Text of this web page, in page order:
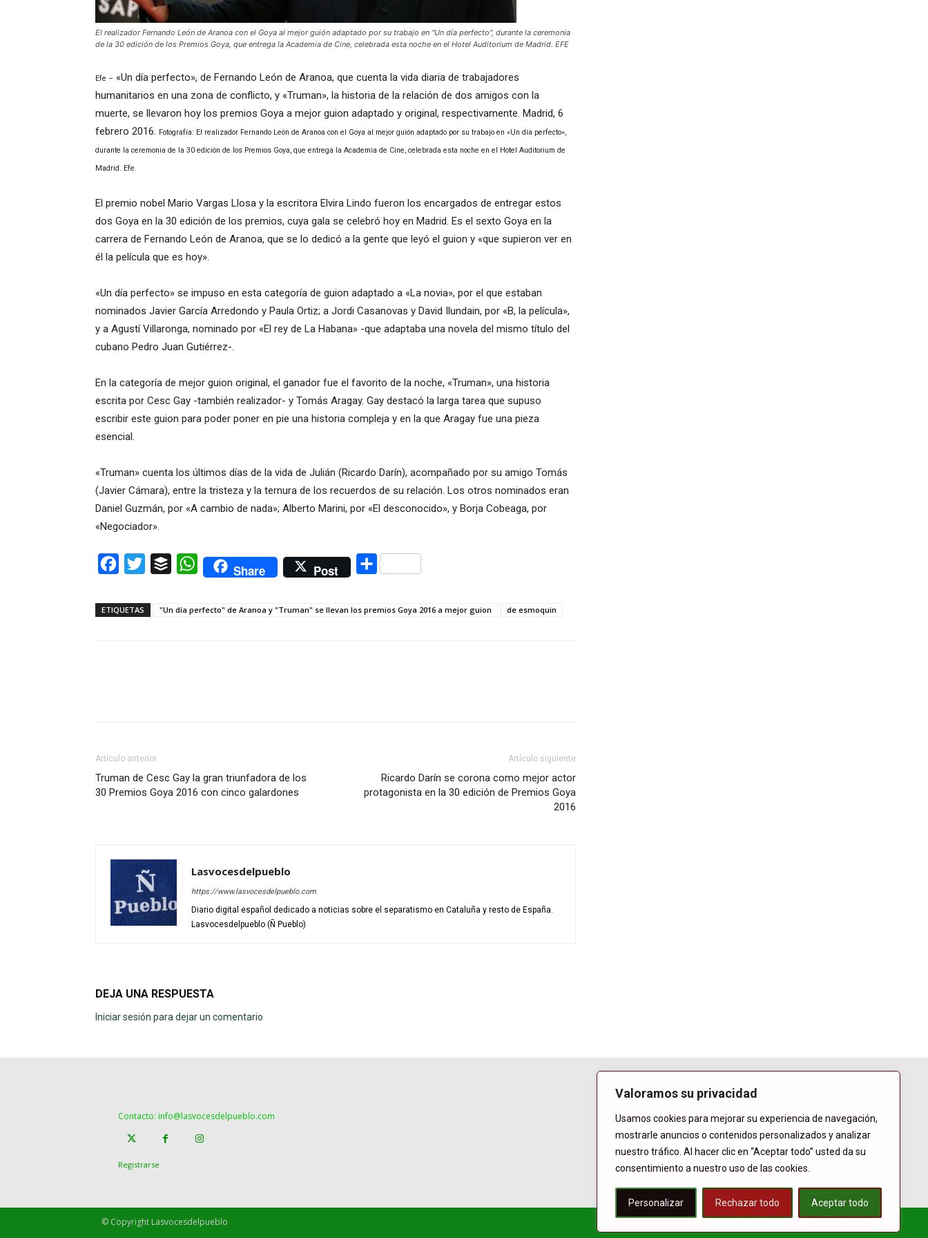
Valoramos su privacidad
Usamos cookies para mejorar su experiencia de navegación,
mostrarle anuncios o contenidos personalizados y analizar
nuestro tráfico. Al hacer clic en “Aceptar todo” usted da su
consentimiento a nuestro uso de las cookies.
Personalizar Rechazar todo Aceptar todo
El realizador Fernando León de Aranoa con el Goya al mejor guión adaptado por su trabajo en "Un día perfecto", durante la ceremonia
de la 30 edición de los Premios Goya, que entrega la Academia de Cine, celebrada esta noche en el Hotel Auditorium de Madrid. EFE
Efe – «Un día perfecto», de Fernando León de Aranoa, que cuenta la vida diaria de trabajadores
humanitarios en una zona de conflicto, y «Truman», la historia de la relación de dos amigos con la
muerte, se llevaron hoy los premios Goya a mejor guion adaptado y original, respectivamente. Madrid, 6
febrero 2016. Fotografía: El realizador Fernando León de Aranoa con el Goya al mejor guión adaptado por su trabajo en «Un día perfecto»,
durante la ceremonia de la 30 edición de los Premios Goya, que entrega la Academia de Cine, celebrada esta noche en el Hotel Auditorium de
Madrid. Efe.
El premio nobel Mario Vargas Llosa y la escritora Elvira Lindo fueron los encargados de entregar estos
dos Goya en la 30 edición de los premios, cuya gala se celebró hoy en Madrid. Es el sexto Goya en la
carrera de Fernando León de Aranoa, que se lo dedicó a la gente que leyó el guion y «que supieron ver en
él la película que es hoy».
«Un día perfecto» se impuso en esta categoría de guion adaptado a «La novia», por el que estaban
nominados Javier García Arredondo y Paula Ortiz; a Jordi Casanovas y David Ilundain, por «B, la película»,
y a Agustí Villaronga, nominado por «El rey de La Habana» -que adaptaba una novela del mismo título del
cubano Pedro Juan Gutiérrez-.
En la categoría de mejor guion original, el ganador fue el favorito de la noche, «Truman», una historia
escrita por Cesc Gay -también realizador- y Tomás Aragay. Gay destacó la larga tarea que supuso
escribir este guion para poder poner en pie una historia compleja y en la que Aragay fue una pieza
esencial.
«Truman» cuenta los últimos días de la vida de Julián (Ricardo Darín), acompañado por su amigo Tomás
(Javier Cámara), entre la tristeza y la ternura de los recuerdos de su relación. Los otros nominados eran
Daniel Guzmán, por «A cambio de nada»; Alberto Marini, por «El desconocido», y Borja Cobeaga, por
«Negociador».
Facebook
Twitter Buffer WhatsAppShare Post Compartir
ETIQUETAS "Un día perfecto" de Aranoa y "Truman" se llevan los premios Goya 2016 a mejor guion de esmoquin
Artículo anterior
Truman de Cesc Gay la gran triunfadora de los
30 Premios Goya 2016 con cinco galardones
Artículo siguiente
Ricardo Darín se corona como mejor actor
protagonista en la 30 edición de Premios Goya
2016
Lasvocesdelpueblo
https://www.lasvocesdelpueblo.com
Diario digital español dedicado a noticias sobre el separatismo en Cataluña y resto de España.
Lasvocesdelpueblo (Ñ Pueblo)
DEJA UNA RESPUESTA
Iniciar sesión para dejar un comentario
Contacto: info@lasvocesdelpueblo.com
Registrarse
© Copyright Lasvocesdelpueblo